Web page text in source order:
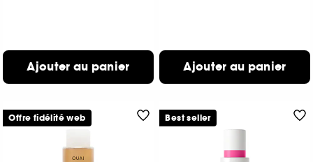
Ajouter au panier Ajouter au panier
Offre fidélité web Best seller